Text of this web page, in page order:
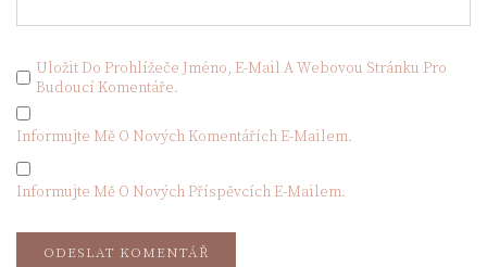
Uložit Do Prohlížeče Jméno, E-Mail A Webovou Stránku Pro
Budoucí Komentáře.
Informujte Mě O Nových Komentářích E-Mailem.
Informujte Mě O Nových Příspěvcích E-Mailem.